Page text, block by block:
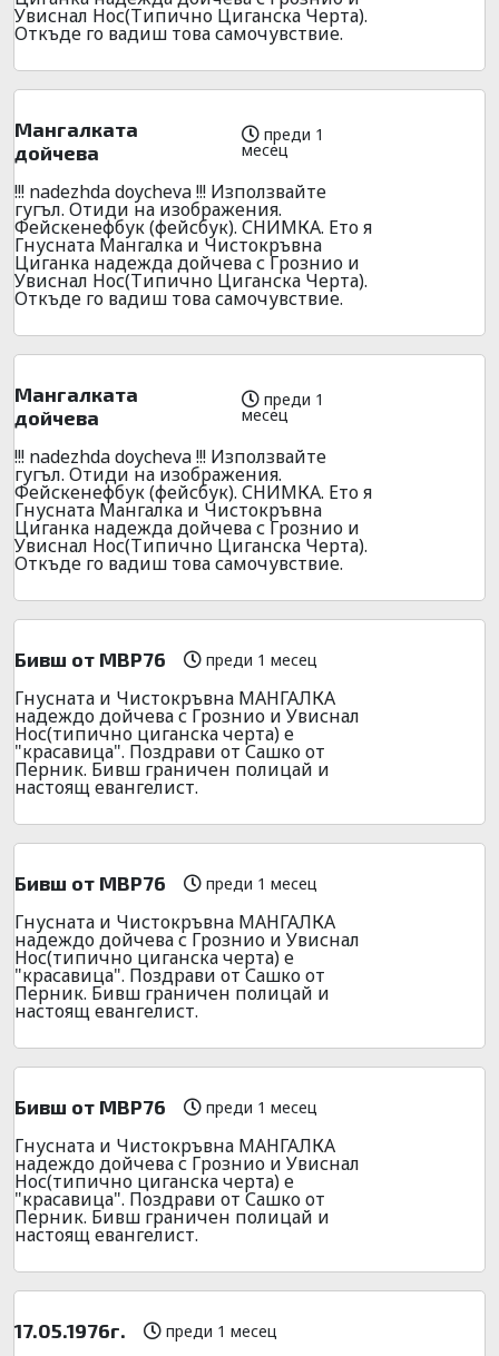
Увиснал Нос(Типично Циганска Черта).
Откъде го вадиш това самочувствие.
Мангалката
дойчева
преди 1
месец
!!! nadezhda doycheva !!! Използвайте
гугъл. Отиди на изображения.
Фейскенефбук (фейсбук). СНИМКА. Ето я
Гнусната Мангалка и Чистокръвна
Циганка надежда дойчева с Грознио и
Увиснал Нос(Типично Циганска Черта).
Откъде го вадиш това самочувствие.
Мангалката
дойчева
преди 1
месец
!!! nadezhda doycheva !!! Използвайте
гугъл. Отиди на изображения.
Фейскенефбук (фейсбук). СНИМКА. Ето я
Гнусната Мангалка и Чистокръвна
Циганка надежда дойчева с Грознио и
Увиснал Нос(Типично Циганска Черта).
Откъде го вадиш това самочувствие.
Бивш от МВР76 преди 1 месец
Гнусната и Чистокръвна МАНГАЛКА
надеждо дойчева с Грознио и Увиснал
Нос(типично циганска черта) е
"красавица". Поздрави от Сашко от
Перник. Бивш граничен полицай и
настоящ евангелист.
Бивш от МВР76 преди 1 месец
Гнусната и Чистокръвна МАНГАЛКА
надеждо дойчева с Грознио и Увиснал
Нос(типично циганска черта) е
"красавица". Поздрави от Сашко от
Перник. Бивш граничен полицай и
настоящ евангелист.
Бивш от МВР76 преди 1 месец
Гнусната и Чистокръвна МАНГАЛКА
надеждо дойчева с Грознио и Увиснал
Нос(типично циганска черта) е
"красавица". Поздрави от Сашко от
Перник. Бивш граничен полицай и
настоящ евангелист.
17.05.1976г. преди 1 месец